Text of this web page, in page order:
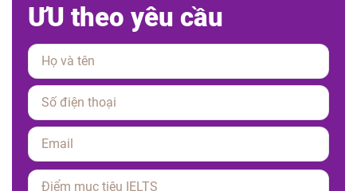
ƯU theo yêu cầu
Please
leave